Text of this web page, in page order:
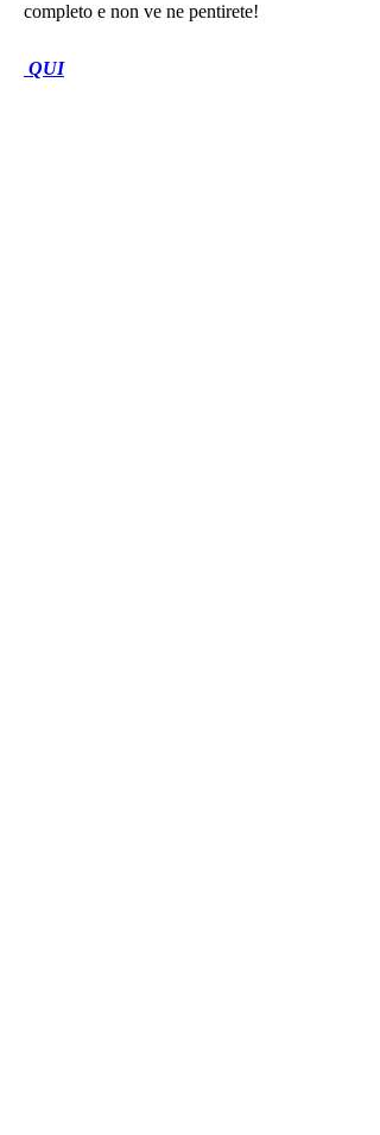
completo e non ve ne pentirete!
QUI